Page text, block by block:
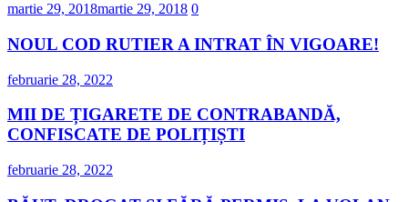
martie 29, 2018martie 29, 2018 0
NOUL COD RUTIER A INTRAT ÎN VIGOARE!
februarie 28, 2022
MII DE ȚIGARETE DE CONTRABANDĂ,
CONFISCATE DE POLIȚIȘTI
februarie 28, 2022